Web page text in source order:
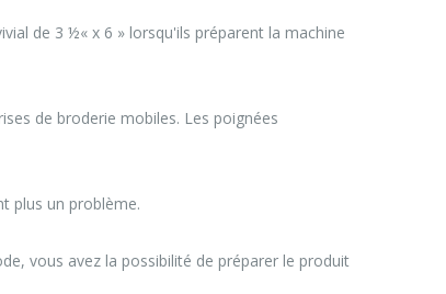
de 3 ½« x 6 » lorsqu'ils préparent la machine
de broderie mobiles. Les poignées
plus un problème.
vous avez la possibilité de préparer le produit